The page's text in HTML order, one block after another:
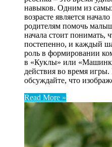
навыков. Одним из
возрасте является
родителям помочь
начала стоит понимать,
постепенно, и каждый
роль в формировании
в «Куклы» или
действия во время
обсуждайте, что
Read More »